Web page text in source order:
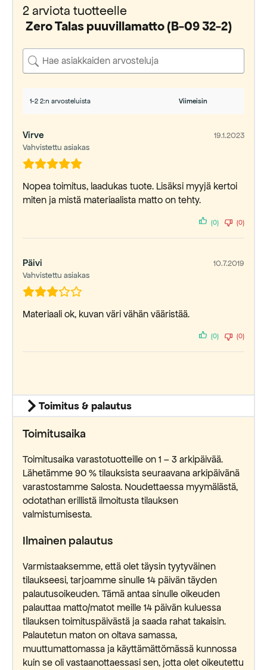
2 arviota tuotteelle
Zero Talas puuvillamatto (B-09 32-2)
1-2 2:n arvosteluista
Virve
Vahvistettu asiakas
19.1.2023
Nopea toimitus, laadukas tuote. Lisäksi myyjä kertoi
miten ja mistä materiaalista matto on tehty.
(0) (0)
Päivi
Vahvistettu asiakas
10.7.2019
Materiaali ok, kuvan väri vähän vääristää.
(0) (0)
Toimitus & palautus
Toimitusaika
Toimitusaika varastotuotteille on 1 – 3 arkipäivää.
Lähetämme 90 % tilauksista seuraavana arkipäivänä
varastostamme Salosta. Noudettaessa myymälästä,
odotathan erillistä ilmoitusta tilauksen
valmistumisesta.
Ilmainen palautus
Varmistaaksemme, että olet täysin tyytyväinen
tilaukseesi, tarjoamme sinulle 14 päivän täyden
palautusoikeuden. Tämä antaa sinulle oikeuden
palauttaa matto/matot meille 14 päivän kuluessa
tilauksen toimituspäivästä ja saada rahat takaisin.
Palautetun maton on oltava samassa,
muuttumattomassa ja käyttämättömässä kunnossa
kuin se oli vastaanottaessasi sen, jotta olet oikeutettu